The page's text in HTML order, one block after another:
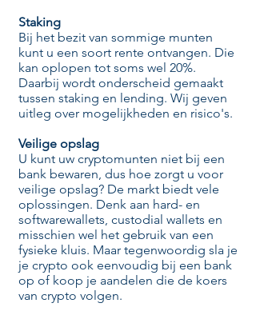
Staking
Bij het bezit van sommige munten
kunt u een soort rente ontvangen. Die
kan oplopen tot soms wel 20%.
Daarbij wordt onderscheid gemaakt
tussen staking en lending. Wij geven
uitleg over mogelijkheden en risico's.
Veilige opslag
U kunt uw cryptomunten niet bij een
bank bewaren, dus hoe zorgt u voor
veilige opslag? De markt biedt vele
oplossingen. Denk aan hard- en
softwarewallets, custodial wallets en
misschien wel het gebruik van een
fysieke kluis. Maar tegenwoordig sla je
je crypto ook eenvoudig bij een bank
op of koop je aandelen die de koers
van crypto volgen.